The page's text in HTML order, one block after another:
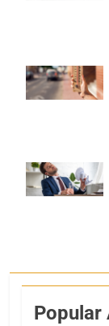
Shutterstock
Shutterstock
Popular